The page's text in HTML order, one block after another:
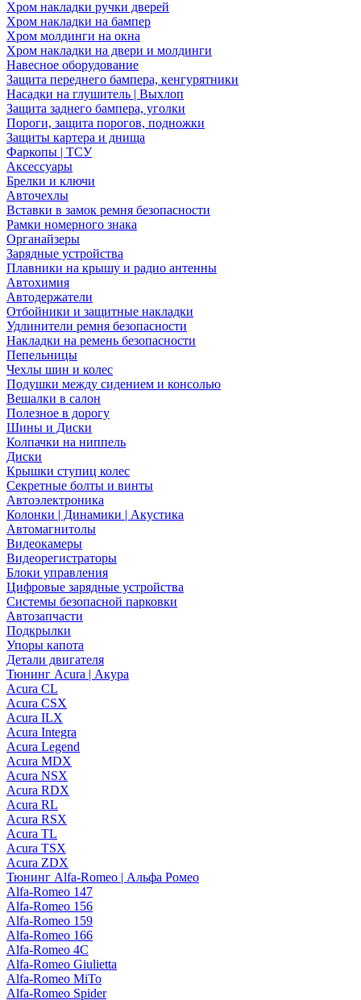
Хром накладки ручки дверей
Хром накладки на бампер
Хром молдинги на окна
Хром накладки на двери и молдинги
Навесное оборудование
Защита переднего бампера, кенгурятники
Насадки на глушитель | Выхлоп
Защита заднего бампера, уголки
Пороги, защита порогов, подножки
Защиты картера и днища
Фаркопы | ТСУ
Аксессуары
Брелки и ключи
Авточехлы
Вставки в замок ремня безопасности
Рамки номерного знака
Органайзеры
Зарядные устройства
Плавники на крышу и радио антенны
Автохимия
Автодержатели
Отбойники и защитные накладки
Удлинители ремня безопасности
Накладки на ремень безопасности
Пепельницы
Чехлы шин и колес
Подушки между сидением и консолью
Вешалки в салон
Полезное в дорогу
Шины и Диски
Колпачки на ниппель
Диски
Крышки ступиц колес
Секретные болты и винты
Автоэлектроника
Колонки | Динамики | Акустика
Автомагнитолы
Видеокамеры
Видеорегистраторы
Блоки управления
Цифровые зарядные устройства
Системы безопасной парковки
Автозапчасти
Подкрылки
Упоры капота
Детали двигателя
Тюнинг Acura | Акура
Acura CL
Acura CSX
Acura ILX
Acura Integra
Acura Legend
Acura MDX
Acura NSX
Acura RDX
Acura RL
Acura RSX
Acura TL
Acura TSX
Acura ZDX
Тюнинг Alfa-Romeo | Альфа Ромео
Alfa-Romeo 147
Alfa-Romeo 156
Alfa-Romeo 159
Alfa-Romeo 166
Alfa-Romeo 4C
Alfa-Romeo Giulietta
Alfa-Romeo MiTo
Alfa-Romeo Spider